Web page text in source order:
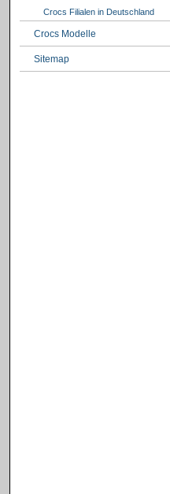
Crocs Filialen in Deutschland
Crocs Modelle
Sitemap